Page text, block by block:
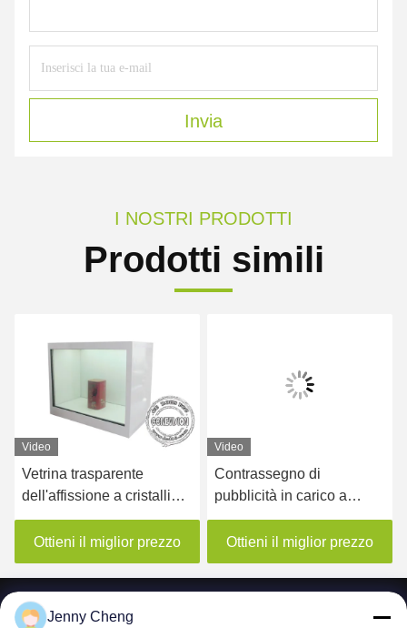
Invia
I NOSTRI PRODOTTI
Prodotti simili
Video
Vetrina trasparente
dell'affissione a cristalli
liquidi del supermercato
dello scaffale a 10,1 pollici
delle merci una garanzia
di anno
Ottieni il miglior prezzo
Video
Contrassegno di
pubblicità in carico a
distanza Android 5,1 di
Digital della vetrina
trasparente a 65 pollici
astuta dell'affissione a
Ottieni il miglior prezzo
Jenny Cheng